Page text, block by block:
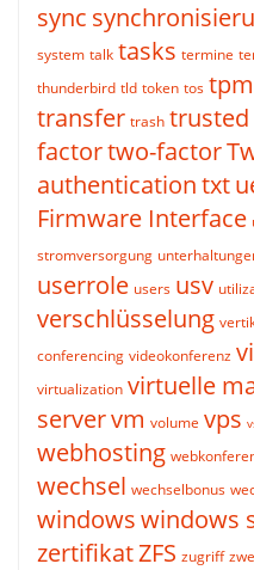
sync
system talk tasks termine
thunderbird tld token tos tpm
transfer trash
factortwo-factor
authenticationtxt
Firmware Interface
stromversorgung
userrole users usv
verschlüsselung
conferencing videokonferenz
virtualization virtuelle
servervm volume vps
webhosting
wechsel wechselbonus
windowswindows
zertifikatZFS zugriff